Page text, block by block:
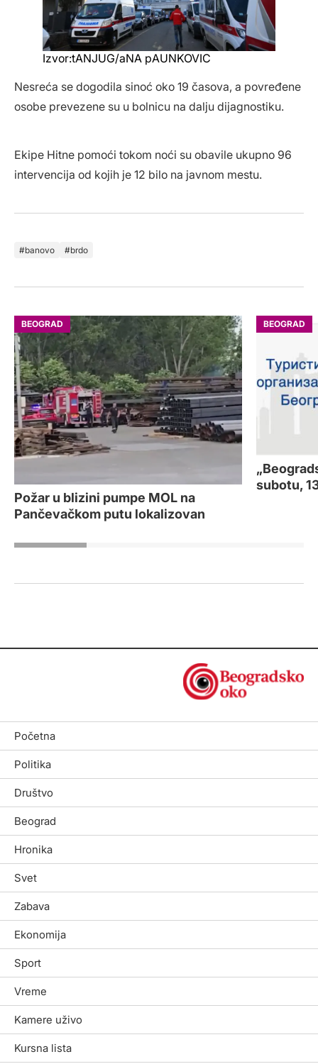
Izvor:tANJUG/aNA pAUNKOVIC
Nesreća se dogodila sinoć oko 19 časova, a povređene
osobe prevezene su u bolnicu na dalju dijagnostiku.
Ekipe Hitne pomoći tokom noći su obavile ukupno 96
intervencija od kojih je 12 bilo na javnom mestu.
banovo brdo
BEOGRAD
Požar u blizini pumpe MOL na
Pančevačkom putu lokalizovan
BEOGRAD
subotu,
Početna
Politika
Društvo
Beograd
Hronika
Svet
Zabava
Ekonomija
Sport
Vreme
Kamere uživo
Kursna lista